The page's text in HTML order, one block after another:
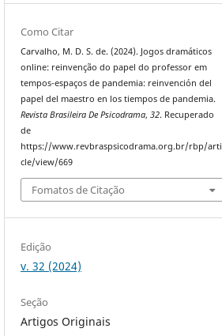
Como Citar
Carvalho, M. D. S. de. (2024). Jogos dramáticos
online: reinvenção do papel do professor em
tempos-espaços de pandemia: reinvención del
papel del maestro en los tiempos de pandemia.
Revista Brasileira De Psicodrama,32. Recuperado
de
https://www.revbraspsicodrama.org.br/rbp/arti
cle/view/669
Fomatos de Citação
Edição
v. 32 (2024)
Seção
Artigos Originais